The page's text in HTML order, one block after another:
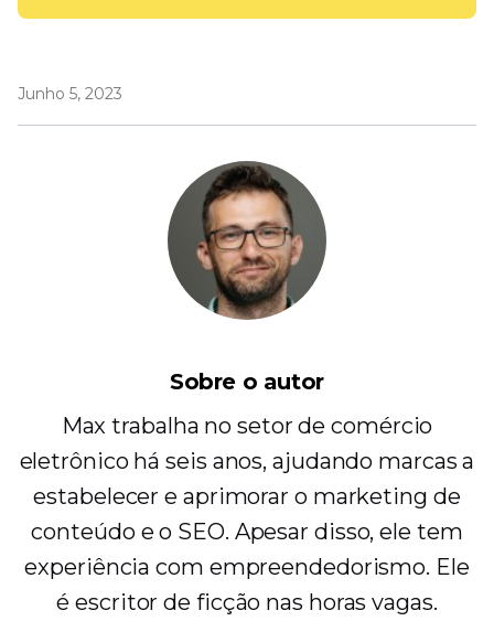
Junho 5, 2023
Sobre o autor
Max trabalha no setor de comércio
eletrônico há seis anos, ajudando marcas a
estabelecer e aprimorar o marketing de
conteúdo e o SEO. Apesar disso, ele tem
experiência com empreendedorismo. Ele
é escritor de ficção nas horas vagas.